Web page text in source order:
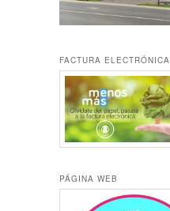
FACTURA ELECTRÓNICA
PÁGINA WEB